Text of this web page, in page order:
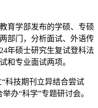
学部发布的学硕、专硕
部门，分析面试、外语传
年硕士研究生复试登科法
和专业面试两项。
技期刊立异结合尝试
办“科学”专题研讨会。